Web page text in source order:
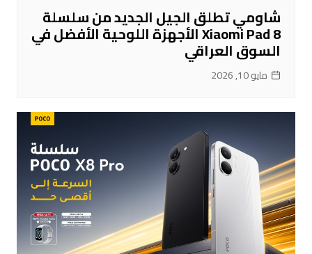
شاومي تطلق الجيل الجديد من سلسلة
Xiaomi Pad 8 الأجهزة اللوحية الأفضل في
السوق العراقي
مايو 10, 2026